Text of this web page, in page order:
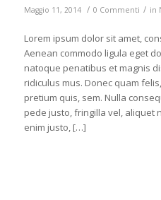
Maggio 11, 2014 / 0 Commenti / in
Lorem ipsum dolor sit amet,
Aenean commodo ligula eget
natoque penatibus et magnis
ridiculus mus. Donec quam
pretium quis, sem. Nulla
pede justo, fringilla vel, aliquet
enim justo, […]